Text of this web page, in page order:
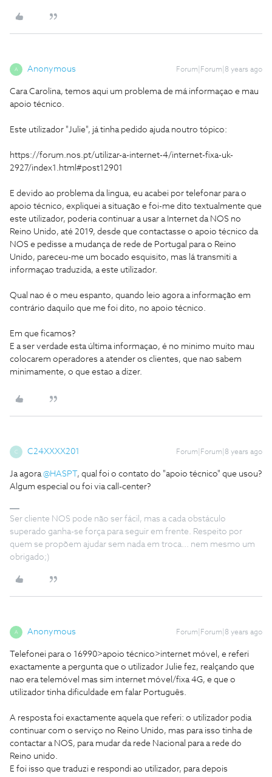
A Anonymous Forum|Forum|8 years ago
Cara Carolina, temos aqui um problema de má informaçao e mau
apoio técnico.
Este utilizador "Julie", já tinha pedido ajuda noutro tópico:
https://forum.nos.pt/utilizar-a-internet-4/internet-fixa-uk-
2927/index1.html#post12901
E devido ao problema da lingua, eu acabei por telefonar para o
apoio técnico, expliquei a situação e foi-me dito textualmente que
este utilizador, poderia continuar a usar a Internet da NOS no
Reino Unido, até 2019, desde que contactasse o apoio técnico da
NOS e pedisse a mudança de rede de Portugal para o Reino
Unido, pareceu-me um bocado esquisito, mas lá transmiti a
informaçao traduzida, a este utilizador.
Qual nao é o meu espanto, quando leio agora a informação em
contrário daquilo que me foi dito, no apoio técnico.
Em que ficamos?
E a ser verdade esta última informaçao, é no minimo muito mau
colocarem operadores a atender os clientes, que nao sabem
minimamente, o que estao a dizer.
C C24XXXX201 Forum|Forum|8 years ago
Ja agora@HASPT , qual foi o contato do "apoio técnico" que usou?
Algum especial ou foi via call-center?
Ser cliente NOS pode não ser fácil, mas a cada obstáculo
superado ganha-se força para seguir em frente. Respeito por
quem se propõem ajudar sem nada em troca... nem mesmo um
obrigado;)
A Anonymous Forum|Forum|8 years ago
Telefonei para o 16990>apoio técnico>internet móvel, e referi
exactamente a pergunta que o utilizador Julie fez, realçando que
nao era telemóvel mas sim internet móvel/fixa 4G, e que o
utilizador tinha dificuldade em falar Português.
A resposta foi exactamente aquela que referi: o utilizador podia
continuar com o serviço no Reino Unido, mas para isso tinha de
contactar a NOS, para mudar da rede Nacional para a rede do
Reino unido.
E foi isso que traduzi e respondi ao utilizador, para depois